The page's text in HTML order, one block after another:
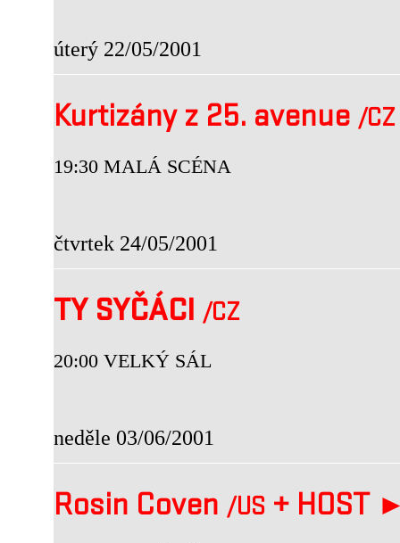
úterý 22/05/2001
Kurtizány z 25. avenue /CZ
19:30 MALÁ SCÉNA
čtvrtek 24/05/2001
TY SYČÁCI /CZ
20:00 VELKÝ SÁL
neděle 03/06/2001
Rosin Coven /US + HOST